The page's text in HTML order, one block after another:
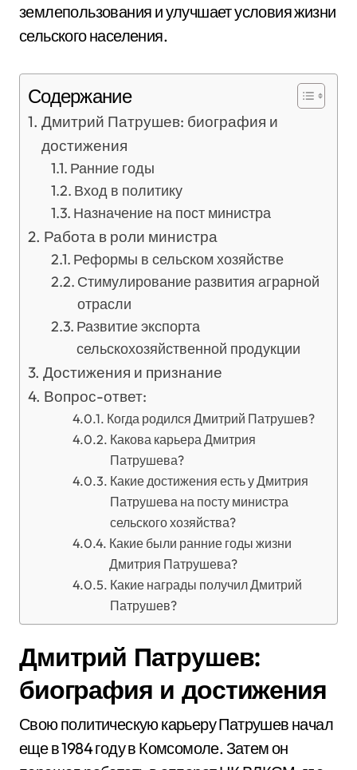
землепользования и улучшает условия жизни
сельского населения.
Содержание
Дмитрий Патрушев: биография и
достижения
Ранние годы
Вход в политику
Назначение на пост министра
Работа в роли министра
Реформы в сельском хозяйстве
Стимулирование развития аграрной
отрасли
Развитие экспорта
сельскохозяйственной продукции
Достижения и признание
Вопрос-ответ:
Когда родился Дмитрий Патрушев?
Какова карьера Дмитрия
Патрушева?
Какие достижения есть у Дмитрия
Патрушева на посту министра
сельского хозяйства?
Какие были ранние годы жизни
Дмитрия Патрушева?
Какие награды получил Дмитрий
Патрушев?
Дмитрий Патрушев:
биография и достижения
Свою политическую карьеру Патрушев начал
еще в 1984 году в Комсомоле. Затем он